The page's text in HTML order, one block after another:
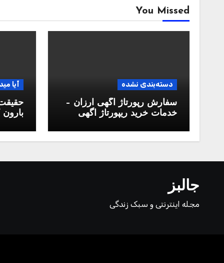
You Missed
دسته‌بندی نشده
سفارش رپورتاژ آگهی ارزان –
خدمات خرید ریپورتاژ اگهی
آیا
بارون
جالبز
مجله اینترنتی و سبک زندگی